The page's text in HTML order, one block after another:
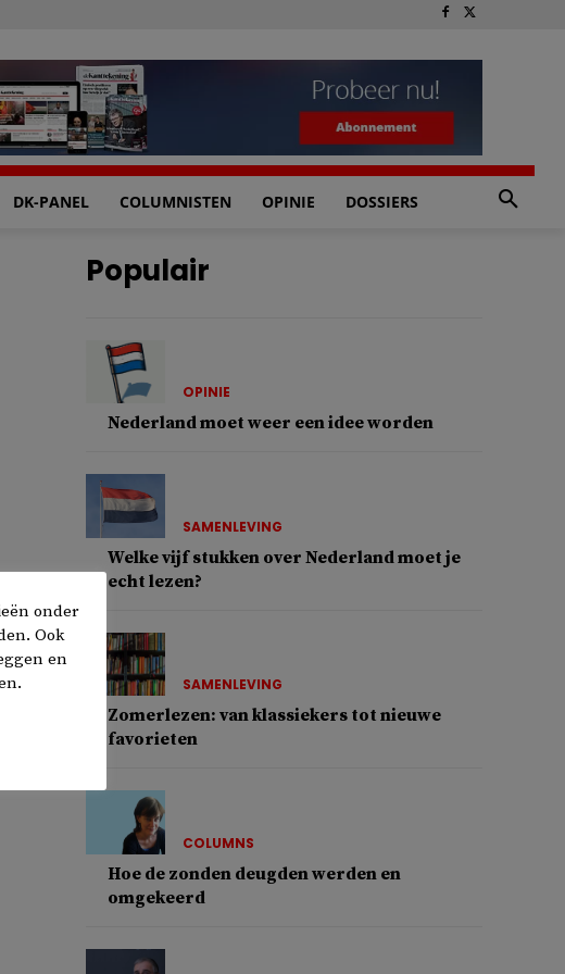
DK-PANEL COLUMNISTEN OPINIE DOSSIERS
Populair
OPINIE
Nederland moet weer een idee worden
SAMENLEVING
Welke vijf stukken over Nederland moet je
echt lezen?
SAMENLEVING
Zomerlezen: van klassiekers tot nieuwe
favorieten
COLUMNS
Hoe de zonden deugden werden en
omgekeerd
onder
Ook
en